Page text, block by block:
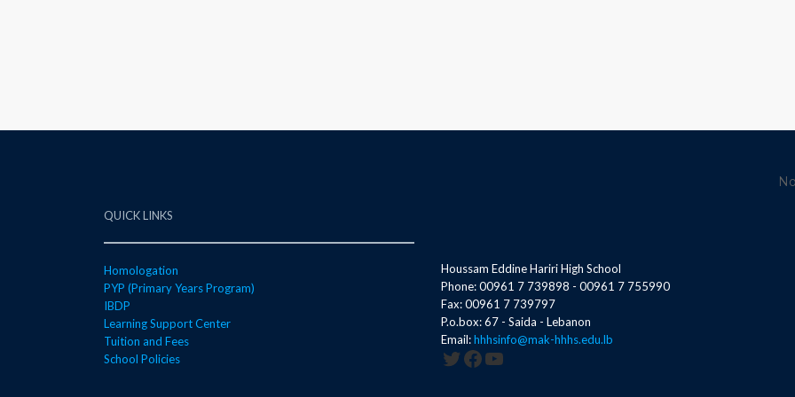
QUICK LINKS
Homologation
PYP (Primary Years Program)
IBDP
Learning Support Center
Tuition and Fees
School Policies
Houssam Eddine Hariri High School
Phone: 00961 7 739898 - 00961 7 755990
Fax: 00961 7 739797
P.o.box: 67 - Saida - Lebanon
Email:hhhsinfo@mak-hhhs.edu.lb
Twitter
Facebook
YouTube